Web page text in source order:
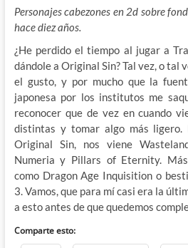
Personajes cabezones en 2d sobre
hace diez años.
¿He perdido el tiempo al jugar a
dándole a Original Sin? Tal vez, o tal
el gusto, y por mucho que la
japonesa por los institutos me
reconocer que de vez en cuando
distintas y tomar algo más ligero.
Original Sin, nos viene
Numeria y Pillars of Eternity.
como Dragon Age Inquisition o
3. Vamos, que para mí casi era la
a esto antes de que quedemos
Comparte esto: